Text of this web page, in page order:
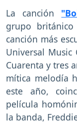
La canción
grupo
canción más
Universal Music
Cuarenta y tres
mítica melodía
este año,
película
la banda,